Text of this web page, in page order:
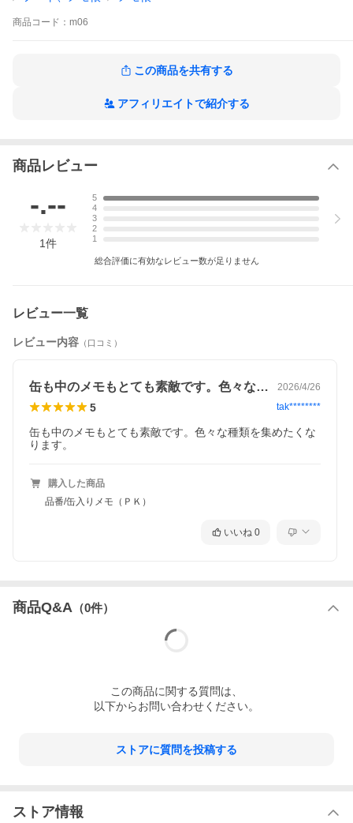
メモ：W65×H65mm
＜重量＞
商品 コード： m06
この商品を共有する
アフィリエイトで紹介する
商品レビュー
-.--
1件
5
4
3
2
1
総合評価に有効なレビュー数が足りません
レビュー一覧
レビュー内容 （口コミ）
缶も中のメモもとても素敵です。色々な種… 2026/4/26
5 tak********
缶も中のメモもとても素敵です。色々な種類を集めたくな
ります。
購入した商品
品番/缶入りメモ（ＰＫ）
いいね 0
商品Q&A （0件）
この商品に関する質問は、
以下からお問い合わせください。
ストアに質問を投稿する
ストア情報